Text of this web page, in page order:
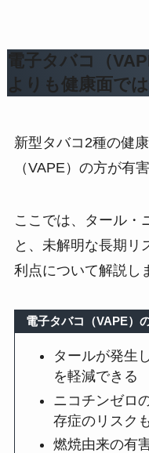
電子タバコ（
よりも健康面で
新型タバコ2種の健
（VAPE）の方が有
ここでは、タール・
と、未解明な長期リ
利点について解説し
電子タバコ（VAPE）
タールが発生
を軽減できる
ニコチンゼロ
存症のリスク
燃焼由来の有